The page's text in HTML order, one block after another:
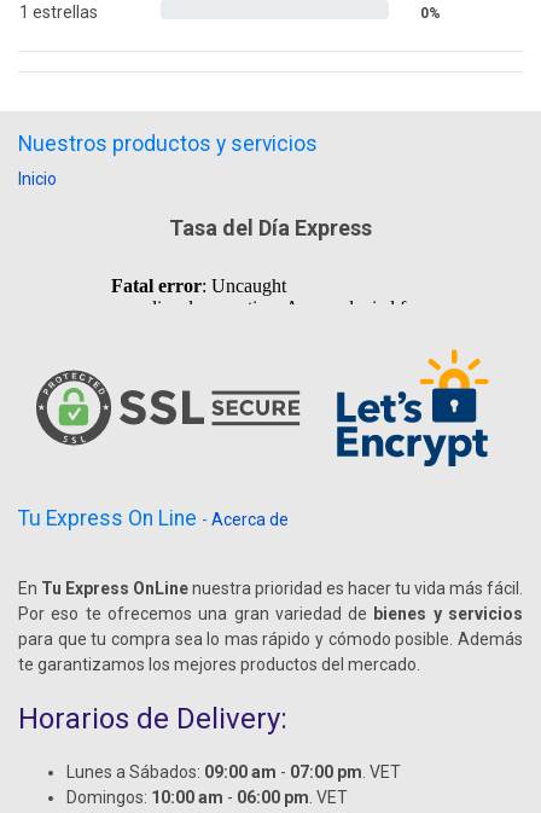
1 estrellas 0%
Nuestros productos y servicios
Inicio
Tasa del Día Express
Tu Express On Line - Acerca de
En Tu Express OnLinenuestra prioridad es hacer tu vida más fácil.
Por eso te ofrecemos una gran variedad de bienes y servicios
para que tu compra sea lo mas rápido y cómodo posible. Además
te garantizamos los mejores productos del mercado.
Horarios de Delivery:
Lunes a Sábados: 09:00 am - 07:00 pm . VET
Domingos: 10:00 am - 06:00 pm . VET